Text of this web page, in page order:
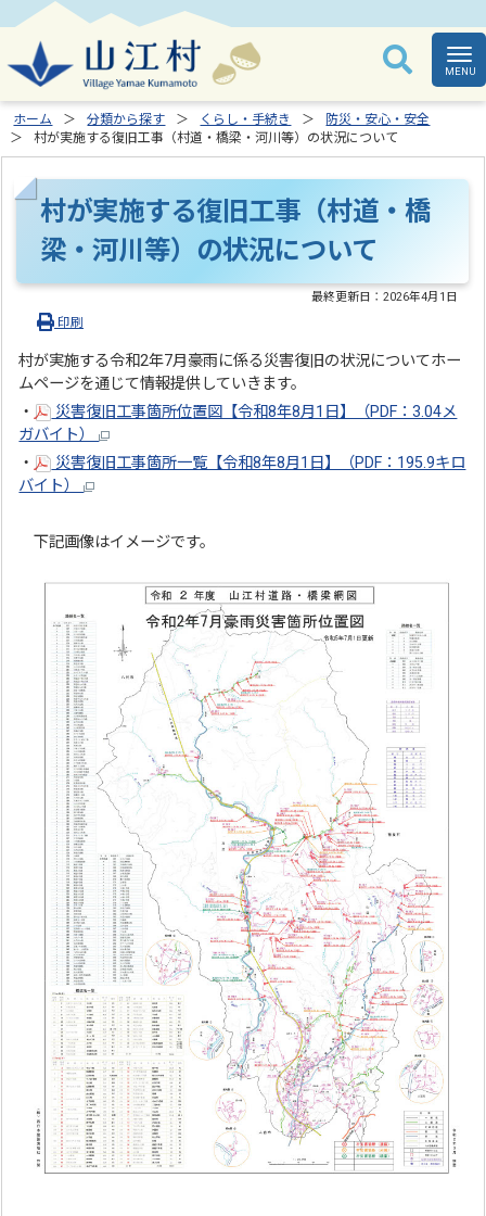
ホーム 分類から探す くらし・手続き
防災・安心・安全
村が実施する復旧工事（村道・橋梁・河川等）の状況について
村が実施する復旧工事（村道・橋
梁・河川等）の状況について
最終更新日：2026年4月1日
印刷
村が実施する令和2年7月豪雨に係る災害復旧の状況についてホー
ムページを通じて情報提供していきます。
・
災害復旧工事箇所位置図【令和8年8月1日】（PDF：3.04メ
ガバイト）
・
災害復旧工事箇所一覧【令和8年8月1日】（PDF：195.9キロ
バイト）
下記画像はイメージです。